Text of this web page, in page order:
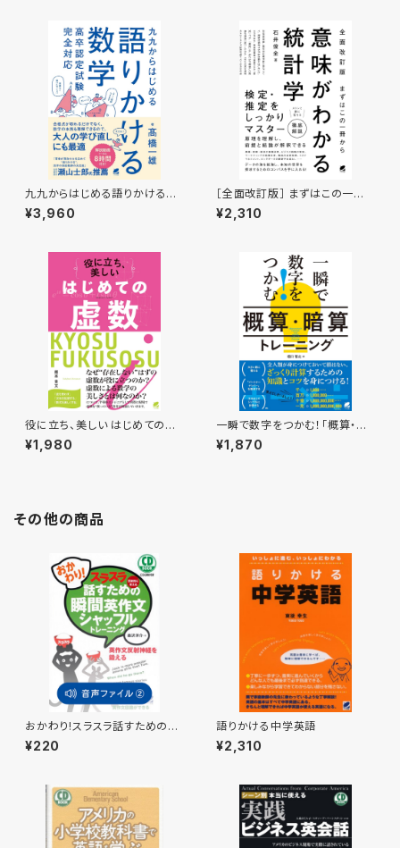
九九からはじめる語りかける数
学 高卒認定試験完全対応
¥3,960
［全面改訂版］ まずはこの一冊
から 意味がわかる統計学
¥2,310
役に立ち、美しい はじめての虚
数
¥1,980
一瞬で数字をつかむ！「概算・暗
算」トレーニング
¥1,870
その他の商品
おかわり!スラスラ話すための瞬
間英作文シャッフルトレーニン
グ 付属音声2
¥220
語りかける中学英語
¥2,310